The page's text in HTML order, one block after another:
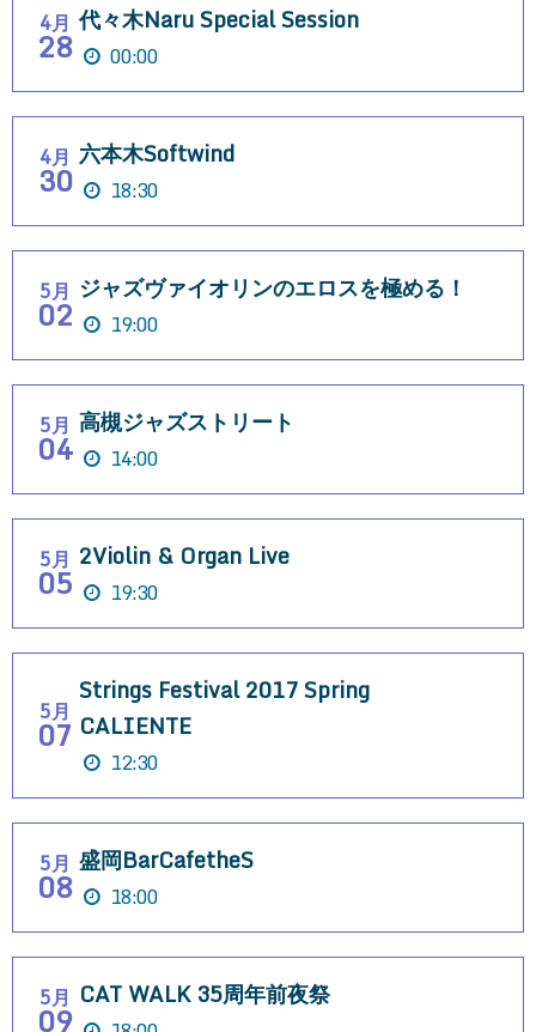
4月
28
代々木Naru Special Session
00:00
4月
30
六本木Softwind
18:30
5月
02
ジャズヴァイオリンのエロスを極める！
19:00
5月
04
高槻ジャズストリート
14:00
5月
05
2Violin & Organ Live
19:30
5月
07
Strings Festival 2017 Spring
CALIENTE
12:30
5月
08
盛岡BarCafetheS
18:00
5月
09
CAT WALK 35周年前夜祭